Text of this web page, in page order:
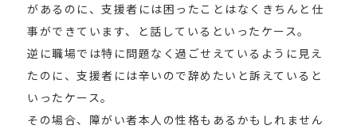
があるのに、支援者には困ったことはなくきちんと仕
事ができています、と話しているといったケース。
逆に職場では特に問題なく過ごせえているように見え
たのに、支援者には辛いので辞めたいと訴えていると
いったケース。
その場合、障がい者本人の性格もあるかもしれません